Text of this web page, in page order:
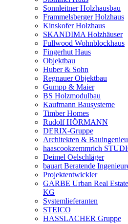
Sonnleitner Holzhausbau
Frammelsberger Holzhaus
Kinskofer Holzhaus
SKANDIMA Holzhäuser
Fullwood Wohnblockhaus
Fingerhut Haus
Objektbau
Huber & Sohn
Regnauer Objektbau
Gumpp & Maier
BS Holzmodulbau
Kaufmann Bausysteme
Timber Homes
Rudolf HÖRMANN
DERIX-Gruppe
Architekten &
haascookzemmrich
Deimel Oelschläger
bauart Beratende
Projektentwickler
GARBE Urban Real
KG
Systemlieferanten
STEICO
HASSLACHER Gruppe